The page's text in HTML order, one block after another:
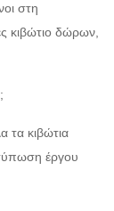
στη
κιβώτιο δώρων,
τα κιβώτια
έργου